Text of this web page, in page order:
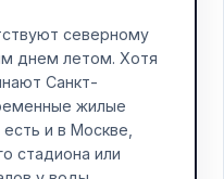
северному
днем летом. Хотя
Санкт-
жилые
и в Москве,
стадиона или